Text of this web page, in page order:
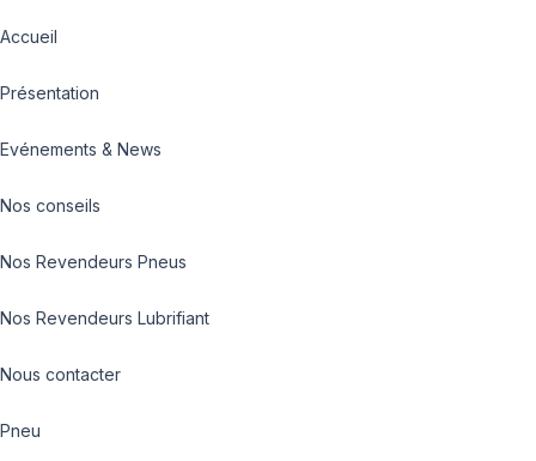
Accueil
Présentation
Evénements & News
Nos conseils
Nos Revendeurs Pneus
Nos Revendeurs Lubrifiant
Nous contacter
Pneu